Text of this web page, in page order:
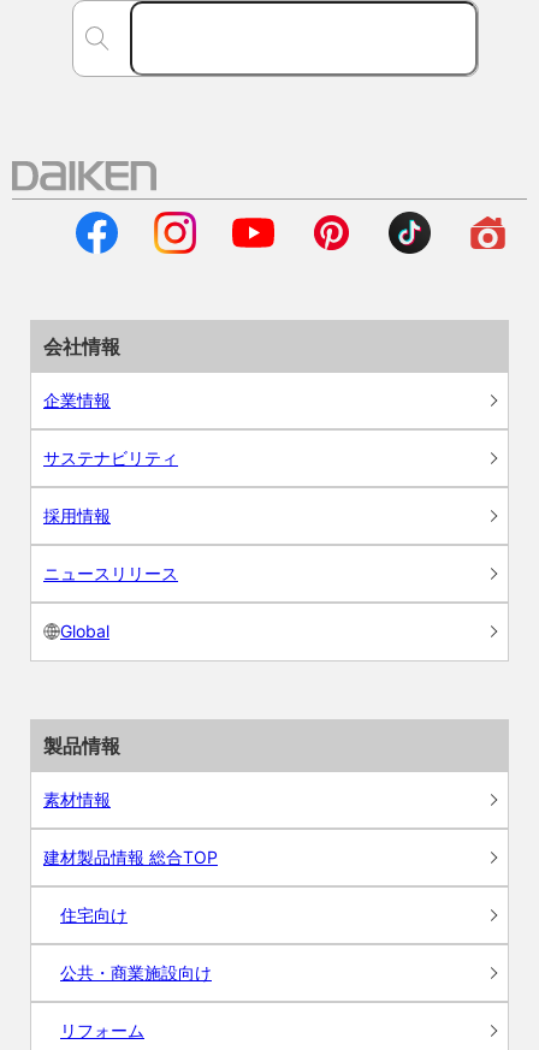
会社情報
企業情報
サステナビリティ
採用情報
ニュースリリース
Global
製品情報
素材情報
建材製品情報 総合TOP
住宅向け
公共・商業施設向け
リフォーム